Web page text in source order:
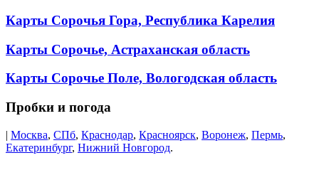
Карты Сорочья Гора, Республика Карелия
Карты Сорочье, Астраханская область
Карты Сорочье Поле, Вологодская область
Пробки и погода
| Москва, СПб, Краснодар, Красноярск, Воронеж, Пермь,
Екатеринбург, Нижний Новгород.